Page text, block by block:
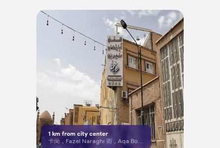
1 km from city center
卡尚，Fazel Naraghi 街，Aqa Bozorg 清真寺前